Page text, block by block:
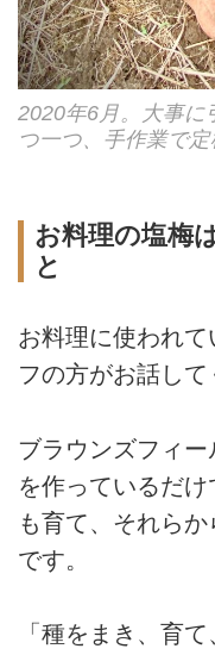
2020年6月。大事に
つ一つ、手作業で定
お料理の塩梅
と
お料理に使われ
フの方がお話して
ブラウンズフィ
を作っているだ
も育て、それら
です。
「種をまき、育